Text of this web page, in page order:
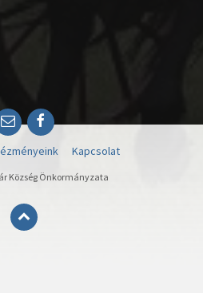
EmailFacebook
Kapcsolat
Község Önkormányzata